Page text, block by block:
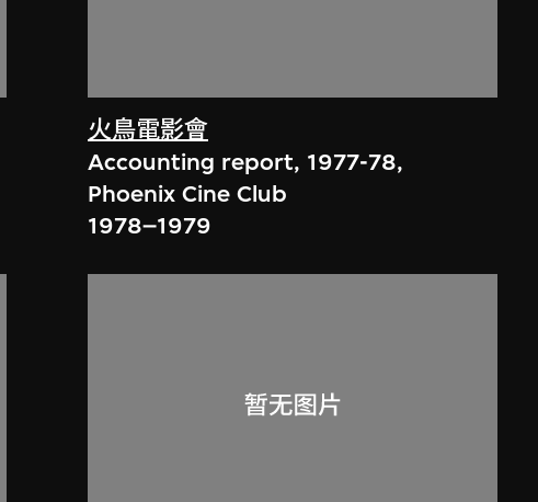
火鳥電影會
Accounting report, 1977-78,
Phoenix Cine Club
1978–1979